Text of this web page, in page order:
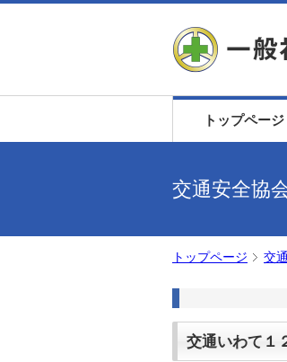
トップページ
交通安全協
トップページ 交
交通いわて１